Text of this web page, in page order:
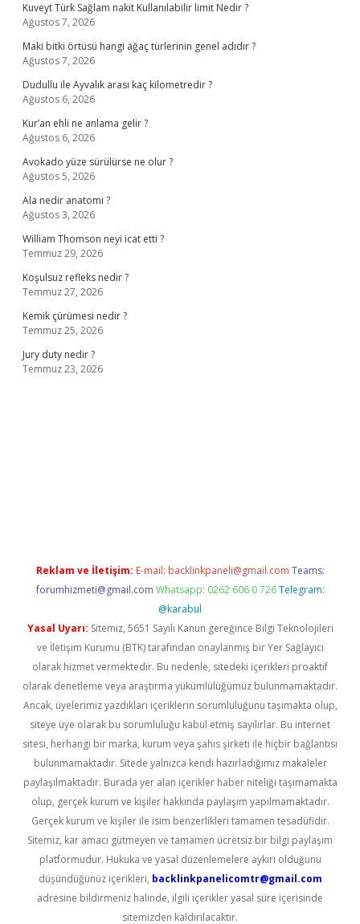
Kuveyt Türk Sağlam nakit Kullanılabilir limit Nedir ?
Ağustos 7, 2026
Maki bitki örtüsü hangi ağaç türlerinin genel adıdır ?
Ağustos 7, 2026
Dudullu ile Ayvalık arası kaç kilometredir ?
Ağustos 6, 2026
Kur’an ehli ne anlama gelir ?
Ağustos 6, 2026
Avokado yüze sürülürse ne olur ?
Ağustos 5, 2026
Ala nedir anatomi ?
Ağustos 3, 2026
William Thomson neyi icat etti ?
Temmuz 29, 2026
Koşulsuz refleks nedir ?
Temmuz 27, 2026
Kemik çürümesi nedir ?
Temmuz 25, 2026
Jury duty nedir ?
Temmuz 23, 2026
Reklam ve İletişim: E-mail: backlinkpaneli@gmail.com Teams:
forumhizmeti@gmail.com Whatsapp: 0262 606 0 726 Telegram:
@karabul
Yasal Uyarı: Sitemiz, 5651 Sayılı Kanun gereğince Bilgi Teknolojileri
ve İletişim Kurumu (BTK) tarafından onaylanmış bir Yer Sağlayıcı
olarak hizmet vermektedir. Bu nedenle, sitedeki içerikleri proaktif
olarak denetleme veya araştırma yükümlülüğümüz bulunmamaktadır.
Ancak, üyelerimiz yazdıkları içeriklerin sorumluluğunu taşımakta olup,
siteye üye olarak bu sorumluluğu kabul etmiş sayılırlar. Bu internet
sitesi, herhangi bir marka, kurum veya şahıs şirketi ile hiçbir bağlantısı
bulunmamaktadır. Sitede yalnızca kendi hazırladığımız makaleler
paylaşılmaktadır. Burada yer alan içerikler haber niteliği taşımamakta
olup, gerçek kurum ve kişiler hakkında paylaşım yapılmamaktadır.
Gerçek kurum ve kişiler ile isim benzerlikleri tamamen tesadüfidir.
Sitemiz, kar amacı gütmeyen ve tamamen ücretsiz bir bilgi paylaşım
platformudur. Hukuka ve yasal düzenlemelere aykırı olduğunu
düşündüğünüz içerikleri, backlinkpanelicomtr@gmail.com
adresine bildirmeniz halinde, ilgili içerikler yasal süre içerisinde
sitemizden kaldırılacaktır.